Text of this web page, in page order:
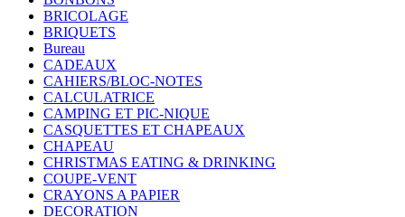
BRICOLAGE
BRIQUETS
Bureau
CADEAUX
CAHIERS/BLOC-NOTES
CALCULATRICE
CAMPING ET PIC-NIQUE
CASQUETTES ET CHAPEAUX
CHAPEAU
CHRISTMAS EATING & DRINKING
COUPE-VENT
CRAYONS A PAPIER
DECORATION